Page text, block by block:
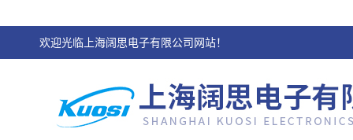
欢迎光临上海阔思电子有限公司网站！